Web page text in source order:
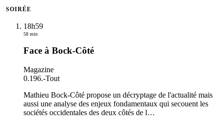
SOIRÉE
18h59
58 min
Face à Bock-Côté
Magazine
0.196.-Tout
Mathieu Bock-Côté propose un décryptage de l'actualité mais
aussi une analyse des enjeux fondamentaux qui secouent les
sociétés occidentales des deux côtés de l…